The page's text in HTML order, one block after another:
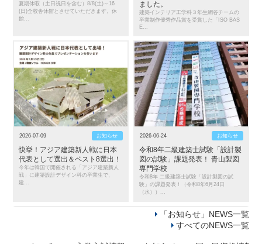
夏期休暇（土日祝日を含む）8/8(土)～16
(日)全校舎休館とさせていただきます。休
館...
ました。
建築インテリア工学科３年生網谷チームの
卒業制作優秀作品賞を受賞した「ISO BAS
E...
2026-07-09 お知らせ
快挙！アジア建築新人戦に日本
代表として選出＆ベスト8選出！
今年は韓国で開催される「アジア建築新人
戦」に建築設計デザイン科の卒業生で、
建...
2026-06-24 お知らせ
令和8年二級建築士試験「設計製
図の試験」課題発表！ 青山製図
専門学校
令和8年 二級建築士試験「設計製図の試
験」の課題発表！（令和8年6月24日
（水））...
「お知らせ」NEWS一覧
すべてのNEWS一覧